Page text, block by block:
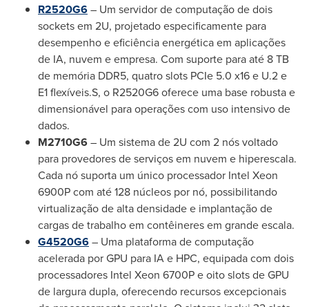
R2520G6– Um servidor de computação de dois
sockets em 2U, projetado especificamente para
desempenho e eficiência energética em aplicações
de IA, nuvem e empresa. Com suporte para até 8 TB
de memória DDR5, quatro slots PCIe 5.0 x16 e U.2 e
E1 flexíveis.S, o R2520G6 oferece uma base robusta e
dimensionável para operações com uso intensivo de
dados.
M2710G6– Um sistema de 2U com 2 nós voltado
para provedores de serviços em nuvem e hiperescala.
Cada nó suporta um único processador Intel Xeon
6900P com até 128 núcleos por nó, possibilitando
virtualização de alta densidade e implantação de
cargas de trabalho em contêineres em grande escala.
G4520G6– Uma plataforma de computação
acelerada por GPU para IA e HPC, equipada com dois
processadores Intel Xeon 6700P e oito slots de GPU
de largura dupla, oferecendo recursos excepcionais